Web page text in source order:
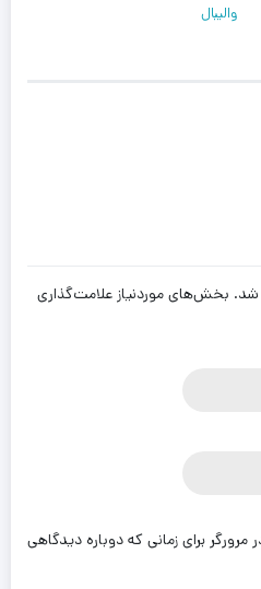
والیبال
شد. بخش‌های موردنیاز علامت‌گذاری
برای زمانی که دوباره دیدگاهی